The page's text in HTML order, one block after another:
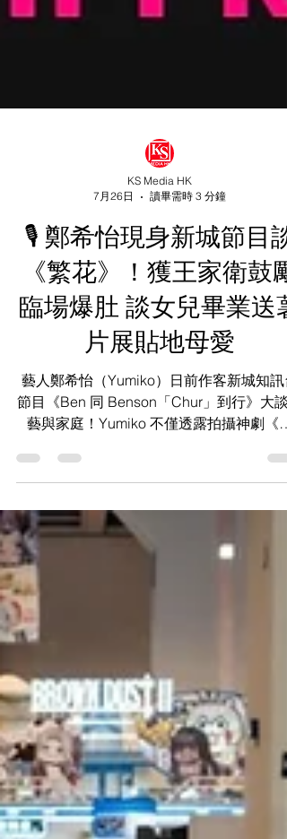
KS Media HK
7月26日
讀畢需時 3 分鐘
🎙️ 鄭希怡現身新城節目談
《繁花》！獲王家衛鼓勵
臨場爆肚 談女兒畢業送薯
片展貼地母愛
藝人鄭希怡（Yumiko）日前作客新城知訊
事，更罕有分享女兒梁浸浸畢業時的搞笑母
互動，以及與英皇老友阿 Sa、阿嬌及經理
Mani 如家人般的深厚感情。